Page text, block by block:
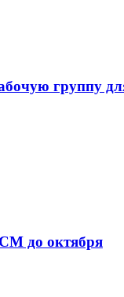
группу
до октября